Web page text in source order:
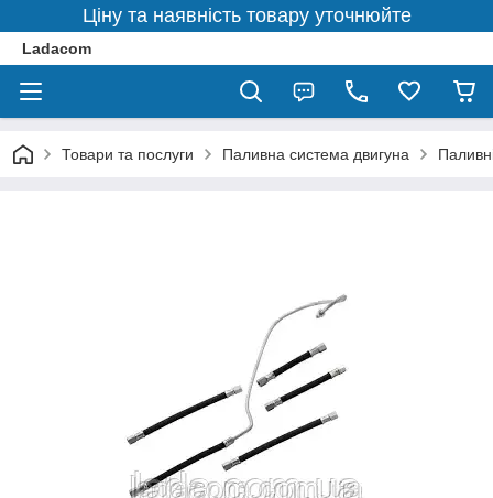
Ціну та наявність товару уточнюйте
Ladacom
Товари та послуги Паливна система двигуна